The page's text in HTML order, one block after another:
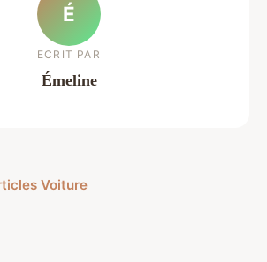
É
ECRIT PAR
Émeline
Voiture